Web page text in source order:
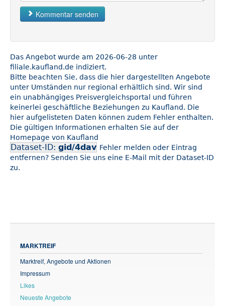
Kommentar senden
Das Angebot wurde am 2026-06-28 unter
filiale.kaufland.de indiziert.
Bitte beachten Sie, dass die hier dargestellten Angebote
unter Umständen nur regional erhältlich sind. Wir sind
ein unabhängiges Preisvergleichsportal und führen
keinerlei geschäftliche Beziehungen zu Kaufland. Die
hier aufgelisteten Daten können zudem Fehler enthalten.
Die gültigen Informationen erhalten Sie auf der
Homepage von Kaufland
Dataset-ID: gid/4dav Fehler melden oder Eintrag
entfernen? Senden Sie uns eine E-Mail mit der Dataset-ID
zu.
MARKTREIF
Marktreif, Angebote und Aktionen
Impressum
Likes
Neueste Angebote